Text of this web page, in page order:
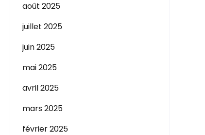
août 2025
juillet 2025
juin 2025
mai 2025
avril 2025
mars 2025
février 2025